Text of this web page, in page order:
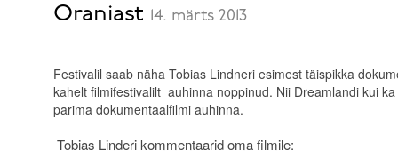
Oraniast 14. märts 2013
Festivalil saab näha Tobias Lindneri esimest täispikka
kahelt filmifestivalilt auhinna noppinud. Nii Dreamlandi kui
parima dokumentaalfilmi auhinna.
Tobias Linderi kommentaarid oma filmile: